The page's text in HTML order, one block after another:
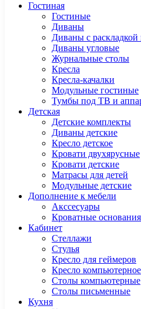
Гостиная
Гостиные
Диваны
Диваны с раскладкой
Диваны угловые
Журнальные столы
Кресла
Кресла-качалки
Модульные гостиные
Тумбы под ТВ и
Детская
Детские комплекты
Диваны детские
Кресло детское
Кровати двухярусные
Кровати детские
Матрасы для детей
Модульные детские
Дополнение к мебели
Акссесуары
Кроватные
Кабинет
Cтеллажи
Cтулья
Кресло для геймеров
Кресло компьютерное
Столы компьютерные
Столы письменные
Кухня